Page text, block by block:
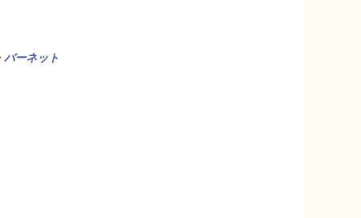
バーネット